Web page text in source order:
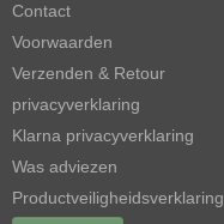
Contact
Voorwaarden
Verzenden & Retour
privacyverklaring
Klarna privacyverklaring
Was adviezen
Productveiligheidsverklaring